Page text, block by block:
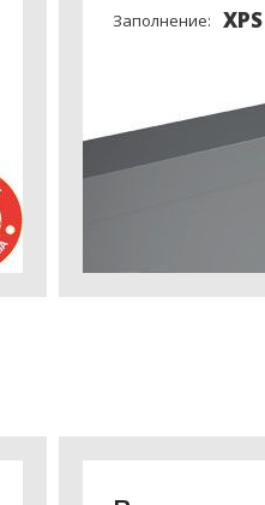
Заполнение: